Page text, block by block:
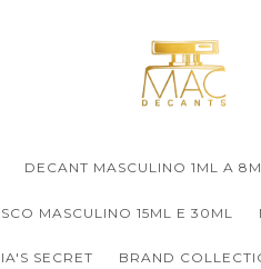
DECANT MASCULINO 1ML A
MASCULINO 15ML E 30ML
SECRET BRAND